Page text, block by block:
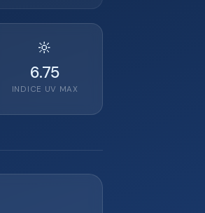
🔆
6.75
INDICE UV MAX